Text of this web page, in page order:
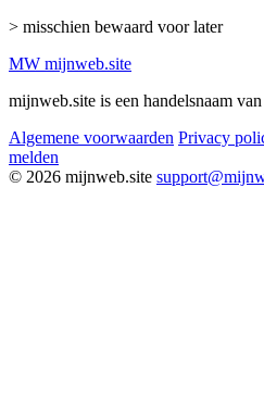
> misschien bewaard voor later
MW mijnweb.site
mijnweb.site is een handelsnaam
Algemene voorwaarden Privacy
melden
© 2026 mijnweb.site